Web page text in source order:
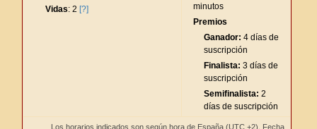
Vidas: 2 [?]
minutos
Premios
Ganador: 4 días de
suscripción
Finalista: 3 días de
suscripción
Semifinalista: 2
días de suscripción
Los horarios indicados son según hora de España (UTC +2). Fecha